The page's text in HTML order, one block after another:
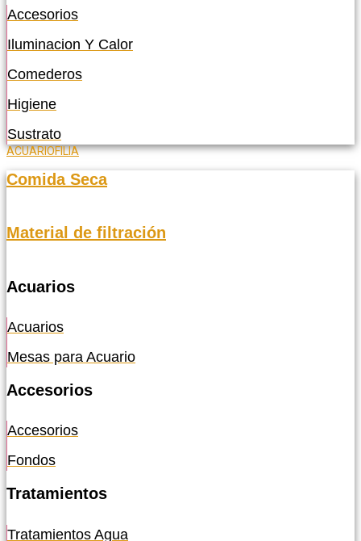
Accesorios
Iluminacion Y Calor
Comederos
Higiene
Sustrato
ACUARIOFILIA
Comida Seca
Material de filtración
Acuarios
Acuarios
Mesas para Acuario
Accesorios
Accesorios
Fondos
Tratamientos
Tratamientos Agua